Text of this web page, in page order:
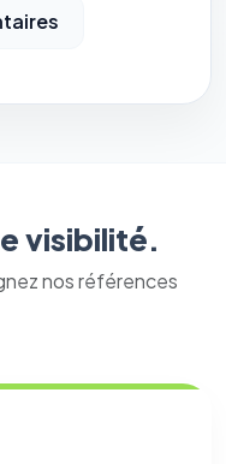
visibilité.
nos références